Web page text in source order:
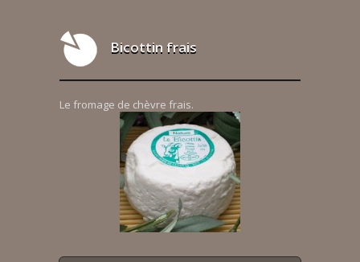
Bicottin frais
Le fromage de chèvre frais.